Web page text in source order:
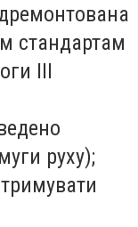
стандартам
III
руху);